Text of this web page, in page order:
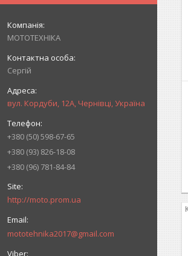
МОТОТЕХНІКА
Сергій
вул. Кордуби, 12А, Чернівці, Україна
+380 (50) 598-67-65
+380 (93) 826-18-08
+380 (96) 781-84-84
http://moto.prom.ua
mototehnika2017@gmail.com